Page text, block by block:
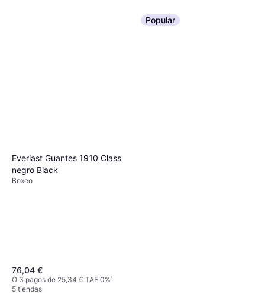
Everlast Guantes 1910 Class
negro Black
Boxeo
76,04 €
O 3 pagos de 25,34 € TAE 0%¹
5 tiendas
Popular